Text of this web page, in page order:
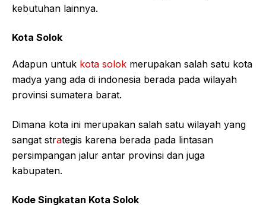
kebutuhan lainnya.
Kota Solok
Adapun untuk kota solok merupakan salah satu kota
madya yang ada di indonesia berada pada wilayah
provinsi sumatera barat.
Dimana kota ini merupakan salah satu wilayah yang
sangat strategis karena berada pada lintasan
persimpangan jalur antar provinsi dan juga
kabupaten.
Kode Singkatan Kota Solok